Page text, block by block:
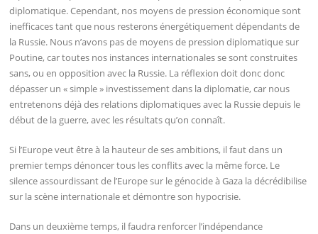
diplomatique. Cependant, nos moyens de pression économique sont
inefficaces tant que nous resterons énergétiquement dépendants de
la Russie. Nous n’avons pas de moyens de pression diplomatique sur
Poutine, car toutes nos instances internationales se sont construites
sans, ou en opposition avec la Russie. La réflexion doit donc donc
dépasser un « simple » investissement dans la diplomatie, car nous
entretenons déjà des relations diplomatiques avec la Russie depuis le
début de la guerre, avec les résultats qu’on connaît.
Si l’Europe veut être à la hauteur de ses ambitions, il faut dans un
premier temps dénoncer tous les conflits avec la même force. Le
silence assourdissant de l’Europe sur le génocide à Gaza la décrédibilise
sur la scène internationale et démontre son hypocrisie.
Dans un deuxième temps, il faudra renforcer l’indépendance